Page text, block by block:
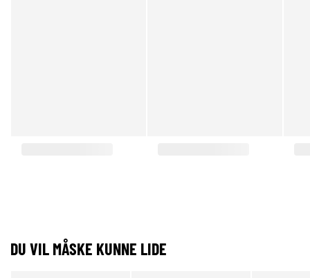
DU VIL MÅSKE KUNNE LIDE